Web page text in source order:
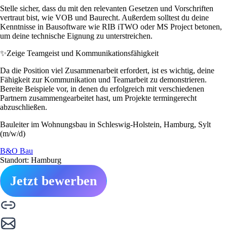
Stelle sicher, dass du mit den relevanten Gesetzen und Vorschriften
vertraut bist, wie VOB und Baurecht. Außerdem solltest du deine
Kenntnisse in Bausoftware wie RIB iTWO oder MS Project betonen,
um deine technische Eignung zu unterstreichen.
✨Zeige Teamgeist und Kommunikationsfähigkeit
Da die Position viel Zusammenarbeit erfordert, ist es wichtig, deine
Fähigkeit zur Kommunikation und Teamarbeit zu demonstrieren.
Bereite Beispiele vor, in denen du erfolgreich mit verschiedenen
Partnern zusammengearbeitet hast, um Projekte termingerecht
abzuschließen.
Bauleiter im Wohnungsbau in Schleswig-Holstein, Hamburg, Sylt
(m/w/d)
B&O Bau
Standort: Hamburg
Jetzt bewerben